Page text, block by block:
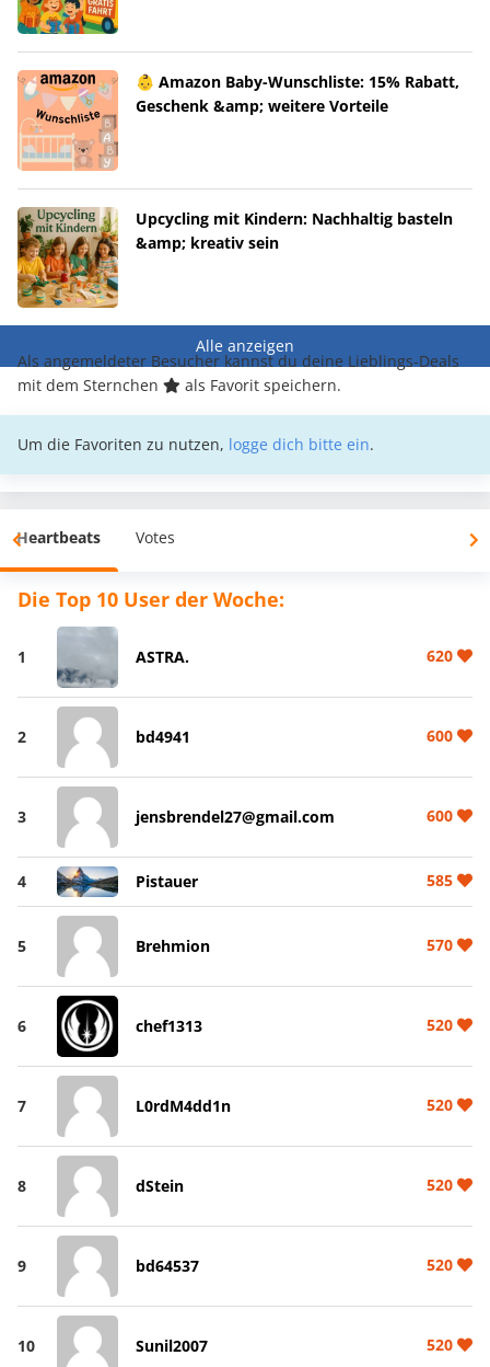
👶 Amazon Baby-Wunschliste: 15% Rabatt,
Geschenk &amp; weitere Vorteile
Upcycling mit Kindern: Nachhaltig basteln
&amp; kreativ sein
Alle anzeigen
Als angemeldeter Besucher kannst du deine Lieblings-Deals
mit dem Sternchen
als Favorit speichern.
Um die Favoriten zu nutzen, logge dich bitte ein.
Heartbeats Votes
Die Top 10 User der Woche:
1 ASTRA. 620
2 bd4941 600
3 jensbrendel27@gmail.com 600
4 Pistauer 585
5 Brehmion 570
6 chef1313 520
7 L0rdM4dd1n 520
8 dStein 520
9 bd64537 520
10 Sunil2007 520